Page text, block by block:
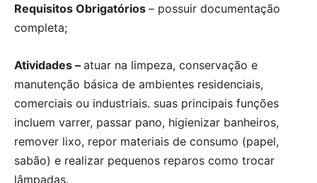
Requisitos Obrigatórios – possuir documentação
completa;
Atividades – atuar na limpeza, conservação e
manutenção básica de ambientes residenciais,
comerciais ou industriais. suas principais funções
incluem varrer, passar pano, higienizar banheiros,
remover lixo, repor materiais de consumo (papel,
sabão) e realizar pequenos reparos como trocar
lâmpadas.